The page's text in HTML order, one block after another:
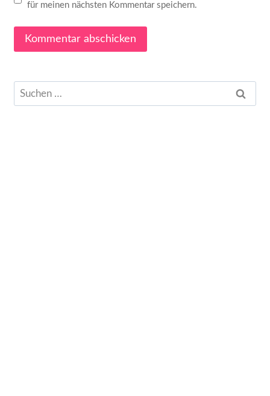
für meinen nächsten Kommentar speichern.
Suchen
nach: